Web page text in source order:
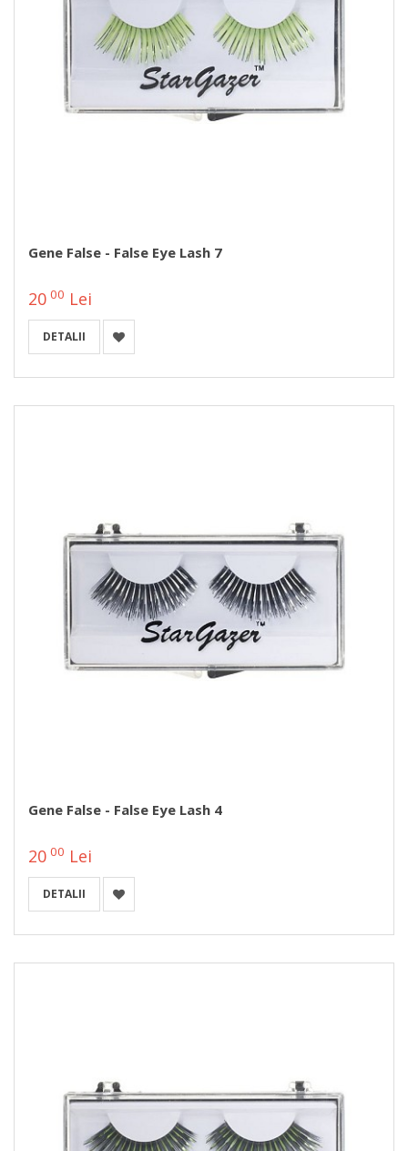
Gene False - False Eye Lash 7
20 00 Lei
DETALII
Gene False - False Eye Lash 4
20 00 Lei
DETALII